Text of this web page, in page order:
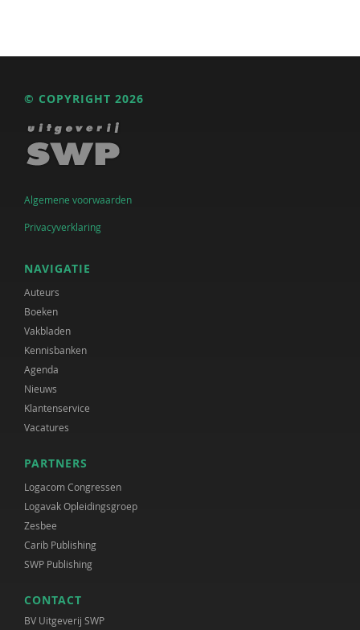
© COPYRIGHT 2026
Algemene voorwaarden
Privacyverklaring
NAVIGATIE
Auteurs
Boeken
Vakbladen
Kennisbanken
Agenda
Nieuws
Klantenservice
Vacatures
PARTNERS
Logacom Congressen
Logavak Opleidingsgroep
Zesbee
Carib Publishing
SWP Publishing
CONTACT
BV Uitgeverij SWP